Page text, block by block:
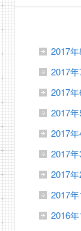
2017年
2017年
2017年
2017年
2017年
2017年
2017年
2017年
2016年